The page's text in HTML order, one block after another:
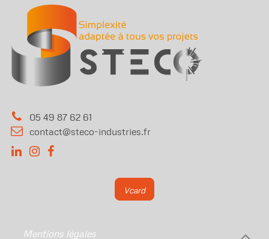
05 49 87 62 61
​contact@steco-industries.fr
​Vcard
Mentions légales